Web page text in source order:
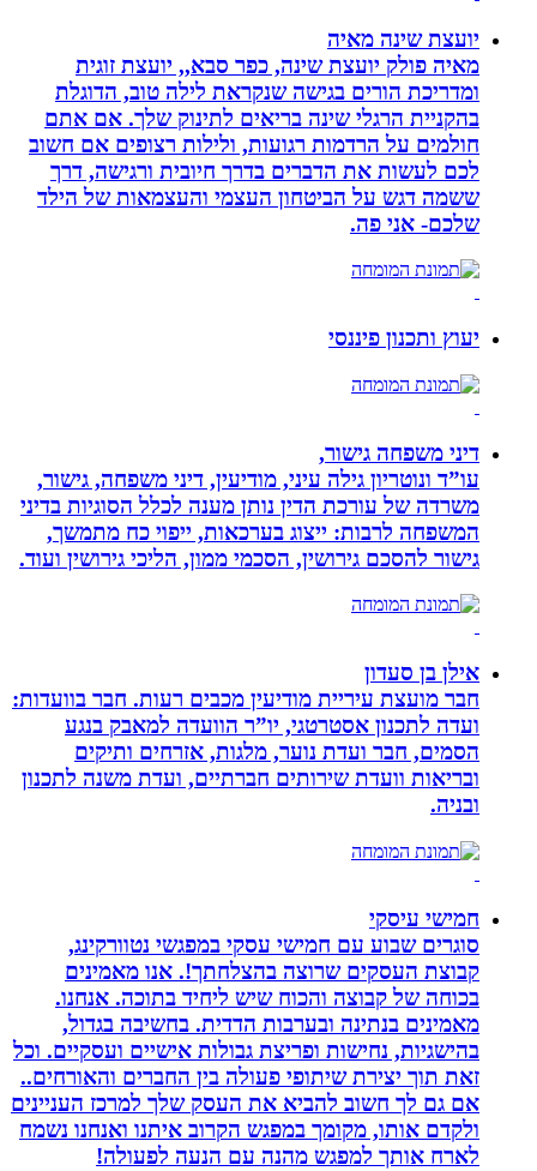
יועצת שינה מאיה
מאיה פולק יועצת שינה, כפר סבא,, יועצת זוגית
ומדריכת הורים בגישה שנקראת לילה טוב, הדוגלת
בהקניית הרגלי שינה בריאים לתינוק שלך. אם אתם
חולמים על הרדמות רגועות, ולילות רצופים אם חשוב
לכם לעשות את הדברים בדרך חיובית ורגישה, דרך
ששמה דגש על הביטחון העצמי והעצמאות של הילד
שלכם- אני פה.
יעוץ ותכנון פיננסי
דיני משפחה גישור,
עו”ד ונוטריון גילה עיני, מודיעין, דיני משפחה, גישור,
משרדה של עורכת הדין נותן מענה לכלל הסוגיות בדיני
המשפחה לרבות: ייצוג בערכאות, ייפוי כח מתמשך,
גישור להסכם גירושין, הסכמי ממון, הליכי גירושין ועוד.
אילן בן סעדון
חבר מועצת עיריית מודיעין מכבים רעות. חבר בוועדות:
ועדה לתכנון אסטרטגי, יו”ר הוועדה למאבק בנגע
הסמים, חבר ועדת נוער, מלגות, אזרחים ותיקים
ובריאות וועדת שירותים חברתיים, ועדת משנה לתכנון
חמישי עיסקי
סוגרים שבוע עם חמישי עסקי במפגשי נטוורקינג,
קבוצת העסקים שרוצה בהצלחתך!. אנו מאמינים
בכוחה של קבוצה והכוח שיש ליחיד בתוכה. אנחנו.
מאמינים בנתינה ובערבות הדדית. בחשיבה בגדול,
בהישגיות, נחישות ופריצת גבולות אישיים ועסקיים. וכל
זאת תוך יצירת שיתופי פעולה בין החברים והאורחים..
אם גם לך חשוב להביא את העסק שלך למרכז העניינים
ולקדם אותו, מקומך במפגש הקרוב איתנו ואנחנו נשמח
לארח אותך למפגש מהנה עם הנעה לפעולה!